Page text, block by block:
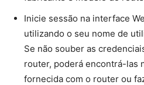
Inicie sessão na interface
utilizando o seu nome de
Se não souber as
router, poderá encontrá-las
fornecida com o router ou